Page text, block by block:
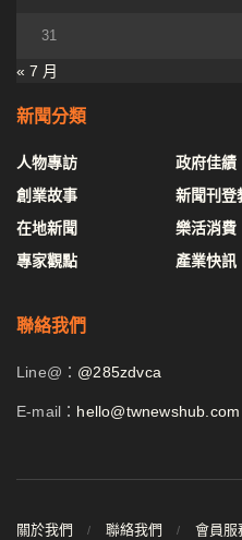
31
« 7 月
新聞分類
人物專訪
創業故事
在地新聞
專家觀點
政府佳績
新聞刊登
樂活消費
產業快訊
聯絡我們
Line@： @285zdvca
E-mail： hello@twnewshub.com
關於我們 聯絡我們 會員服